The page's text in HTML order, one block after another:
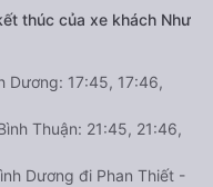
thúc của xe khách Như
Dương: 17:45, 17:46,
Thuận: 21:45, 21:46,
Dương đi Phan Thiết -